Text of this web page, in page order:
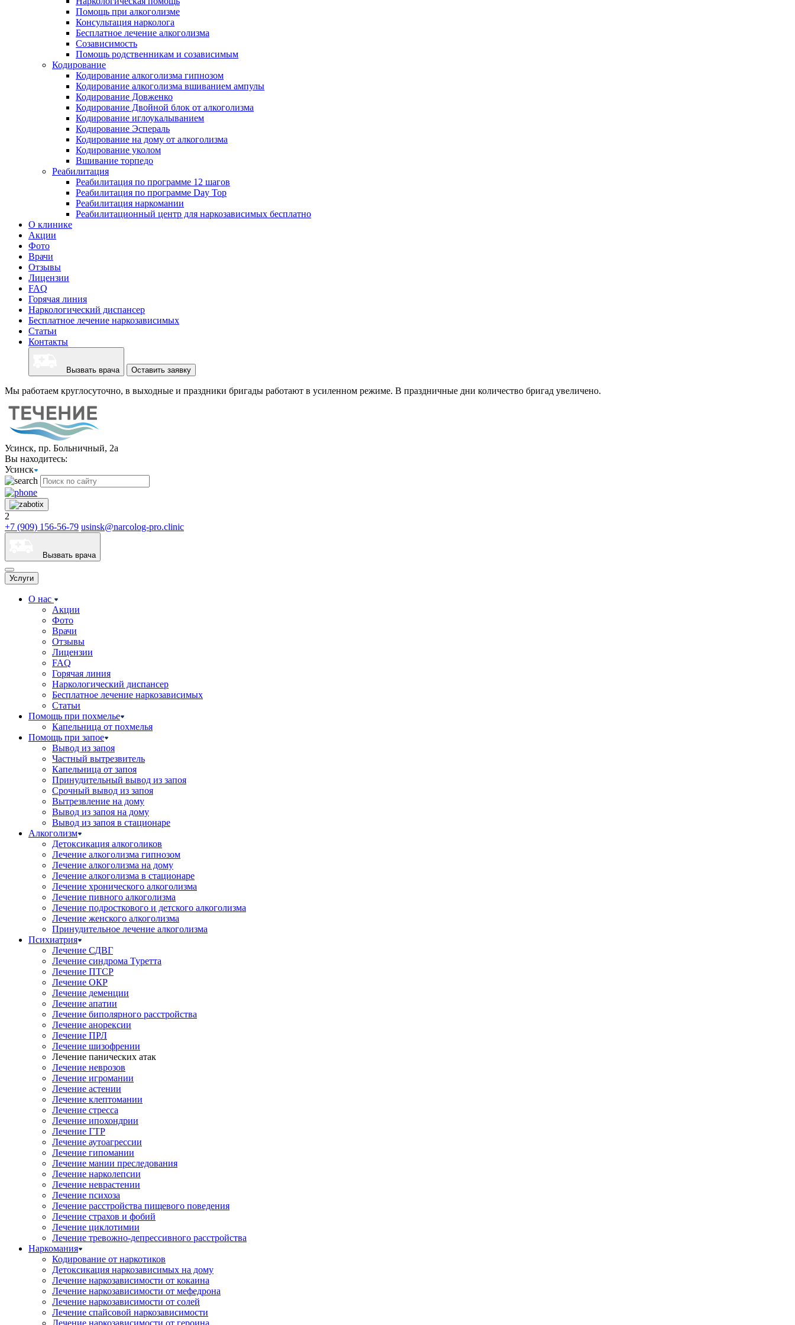
Помощь при алкоголизме
Консультация нарколога
Бесплатное лечение алкоголизма
Созависимость
Помощь родственникам и созависимым
Кодирование
Кодирование алкоголизма гипнозом
Кодирование алкоголизма вшиванием ампулы
Кодирование Довженко
Кодирование Двойной блок от алкоголизма
Кодирование иглоукалыванием
Кодирование Эспераль
Кодирование на дому от алкоголизма
Кодирование уколом
Вшивание торпедо
Реабилитация
Реабилитация по программе 12 шагов
Реабилитация по программе Day Top
Реабилитация наркомании
Реабилитационный центр для наркозависимых бесплатно
О клинике
Акции
Фото
Врачи
Отзывы
Лицензии
FAQ
Горячая линия
Наркологический диспансер
Бесплатное лечение наркозависимых
Статьи
Контакты
Вызвать врача Оставить заявку
Мы работаем круглосуточно, в выходные и праздники бригады работают в усиленном режиме. В праздничные дни количество бригад увеличено.
Усинск, пр. Больничный, 2а
Вы находитесь:
Усинск
2
+7 (909) 156-56-79 usinsk@narcolog-pro.clinic
Вызвать врача
Услуги
О нас
Акции
Фото
Врачи
Отзывы
Лицензии
FAQ
Горячая линия
Наркологический диспансер
Бесплатное лечение наркозависимых
Статьи
Помощь при похмелье
Капельница от похмелья
Помощь при запое
Вывод из запоя
Частный вытрезвитель
Капельница от запоя
Принудительный вывод из запоя
Срочный вывод из запоя
Вытрезвление на дому
Вывод из запоя на дому
Вывод из запоя в стационаре
Алкоголизм
Детоксикация алкоголиков
Лечение алкоголизма гипнозом
Лечение алкоголизма на дому
Лечение алкоголизма в стационаре
Лечение хронического алкоголизма
Лечение пивного алкоголизма
Лечение подросткового и детского алкоголизма
Лечение женского алкоголизма
Принудительное лечение алкоголизма
Психиатрия
Лечение СДВГ
Лечение синдрома Туретта
Лечение ПТСР
Лечение ОКР
Лечение деменции
Лечение апатии
Лечение биполярного расстройства
Лечение анорексии
Лечение ПРЛ
Лечение шизофрении
Лечение панических атак
Лечение неврозов
Лечение игромании
Лечение астении
Лечение клептомании
Лечение стресса
Лечение ипохондрии
Лечение ГТР
Лечение аутоагрессии
Лечение гипомании
Лечение мании преследования
Лечение нарколепсии
Лечение неврастении
Лечение психоза
Лечение расстройства пищевого поведения
Лечение страхов и фобий
Лечение циклотимии
Лечение тревожно-депрессивного расстройства
Наркомания
Кодирование от наркотиков
Детоксикация наркозависимых на дому
Лечение наркозависимости от кокаина
Лечение наркозависимости от мефедрона
Лечение наркозависимости от солей
Лечение спайсовой наркозависимости
Лечение наркозависимости от героина